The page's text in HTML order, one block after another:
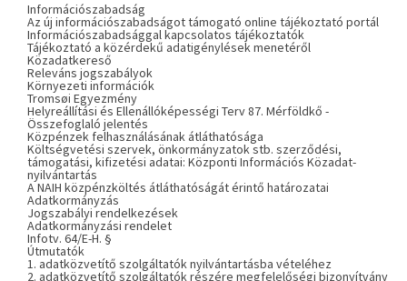
Információszabadság
Az új információszabadságot támogató online tájékoztató portál
Információszabadsággal kapcsolatos tájékoztatók
Tájékoztató a közérdekű adatigénylések menetéről
Közadatkereső
Releváns jogszabályok
Környezeti információk
Tromsøi Egyezmény
Helyreállítási és Ellenállóképességi Terv 87. Mérföldkő -
Összefoglaló jelentés
Közpénzek felhasználásának átláthatósága
Költségvetési szervek, önkormányzatok stb. szerződési,
támogatási, kifizetési adatai: Központi Információs Közadat-
nyilvántartás
A NAIH közpénzköltés átláthatóságát érintő határozatai
Adatkormányzás
Jogszabályi rendelkezések
Adatkormányzási rendelet
Infotv. 64/E-H. §
Útmutatók
1. adatközvetítő szolgáltatók nyilvántartásba vételéhez
2. adatközvetítő szolgáltatók részére megfelelőségi bizonyítvány